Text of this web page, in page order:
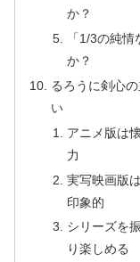
か？
「1/3の純
か？
るろうに剣心
い
アニメ版は
力
実写映画版
印象的
シリーズを
り楽しめる